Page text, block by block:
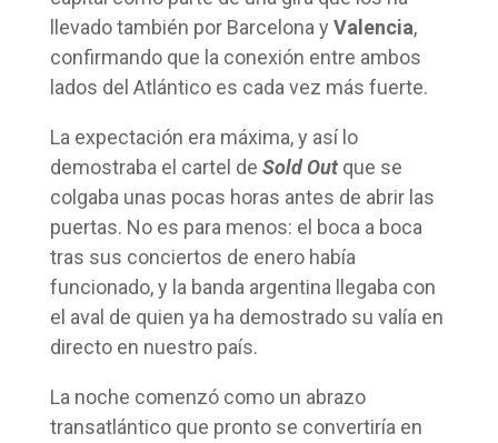
llevado también por Barcelona y Valencia,
confirmando que la conexión entre ambos
lados del Atlántico es cada vez más fuerte.
La expectación era máxima, y así lo
demostraba el cartel de Sold Outque se
colgaba unas pocas horas antes de abrir las
puertas. No es para menos: el boca a boca
tras sus conciertos de enero había
funcionado, y la banda argentina llegaba con
el aval de quien ya ha demostrado su valía en
directo en nuestro país.
La noche comenzó como un abrazo
transatlántico que pronto se convertiría en